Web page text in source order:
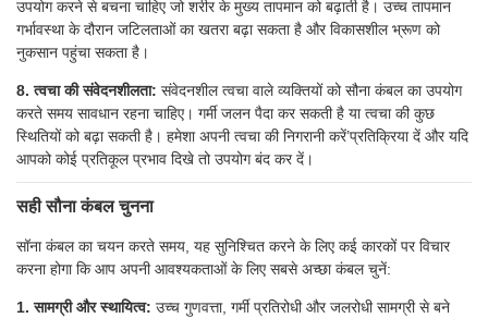
उपयोग करने से बचना चाहिए जो शरीर के मुख्य तापमान को बढ़ाती है। उच्च तापमान
गर्भावस्था के दौरान जटिलताओं का खतरा बढ़ा सकता है और विकासशील भ्रूण को
नुकसान पहुंचा सकता है।
8. त्वचा की संवेदनशीलता: संवेदनशील त्वचा वाले व्यक्तियों को सौना कंबल का उपयोग
करते समय सावधान रहना चाहिए। गर्मी जलन पैदा कर सकती है या त्वचा की कुछ
स्थितियों को बढ़ा सकती है। हमेशा अपनी त्वचा की निगरानी करें’प्रतिक्रिया दें और यदि
आपको कोई प्रतिकूल प्रभाव दिखे तो उपयोग बंद कर दें।
सही सौना कंबल चुनना
सॉना कंबल का चयन करते समय, यह सुनिश्चित करने के लिए कई कारकों पर विचार
करना होगा कि आप अपनी आवश्यकताओं के लिए सबसे अच्छा कंबल चुनें:
1. सामग्री और स्थायित्व: उच्च गुणवत्ता, गर्मी प्रतिरोधी और जलरोधी सामग्री से बने